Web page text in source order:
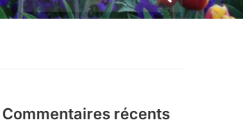
for:
Commentaires récents